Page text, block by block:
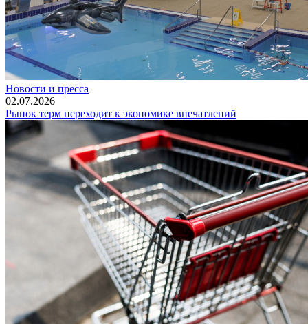
Новости и пресса
02.07.2026
Рынок терм переходит к экономике впечатлений